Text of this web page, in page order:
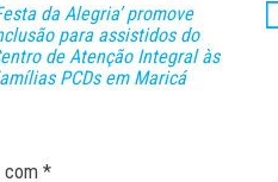
da Alegria’ promove
para assistidos do
de Atenção Integral às
PCDs em Maricá
com *